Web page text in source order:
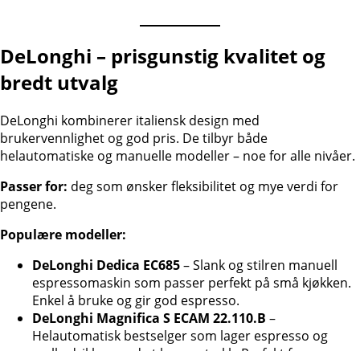
DeLonghi – prisgunstig kvalitet og
bredt utvalg
DeLonghi kombinerer italiensk design med
brukervennlighet og god pris. De tilbyr både
helautomatiske og manuelle modeller – noe for alle nivåer.
Passer for: deg som ønsker fleksibilitet og mye verdi for
pengene.
Populære modeller:
DeLonghi Dedica EC685– Slank og stilren manuell
espressomaskin som passer perfekt på små kjøkken.
Enkel å bruke og gir god espresso.
DeLonghi Magnifica S ECAM 22.110.B –
Helautomatisk bestselger som lager espresso og